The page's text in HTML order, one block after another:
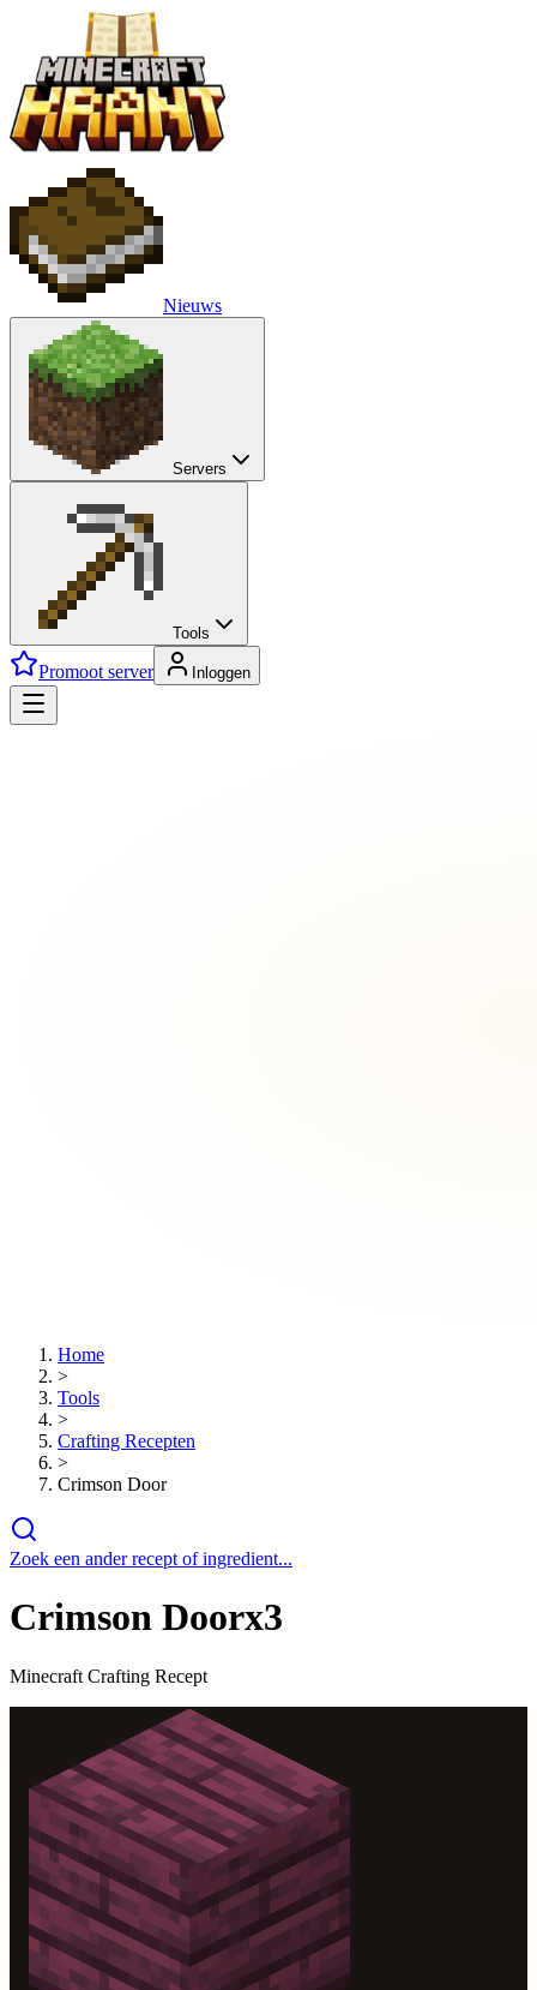
Nieuws
Servers
Tools
Promoot server Inloggen
Home
>
Tools
>
Crafting Recepten
>
Crimson Door
Zoek een ander recept of ingredient...
Crimson Doorx3
Minecraft Crafting Recept